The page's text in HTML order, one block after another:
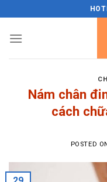
content
Nám chân
cách
POSTED